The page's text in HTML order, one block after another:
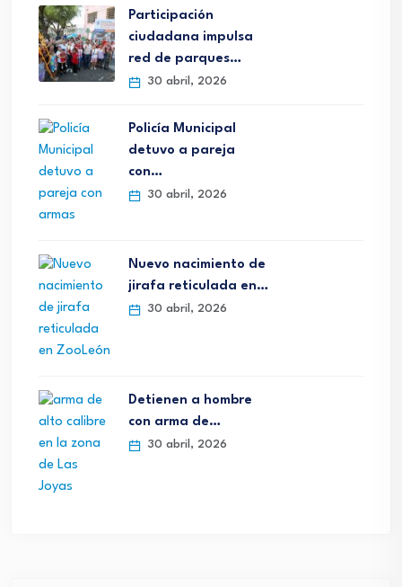
Participación
ciudadana impulsa
red de parques…
30 abril, 2026
Policía Municipal
detuvo a pareja
con…
30 abril, 2026
Nuevo nacimiento de
jirafa reticulada en…
30 abril, 2026
Detienen a hombre
con arma de…
30 abril, 2026